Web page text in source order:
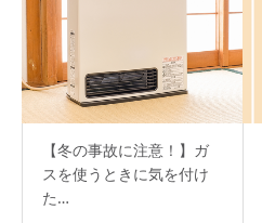
【冬の事故に注意！】ガ
スを使うときに気を付け
た…